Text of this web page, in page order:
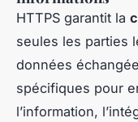
HTTPS garantit la
seules les parties
données
spécifiques pour
l’information,